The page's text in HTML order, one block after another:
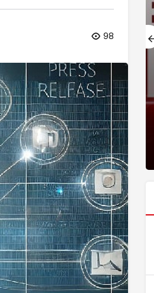
98
İsimler ve Tivorlu
Filmde Buluştu!
Devri’ 7
Vizyonda